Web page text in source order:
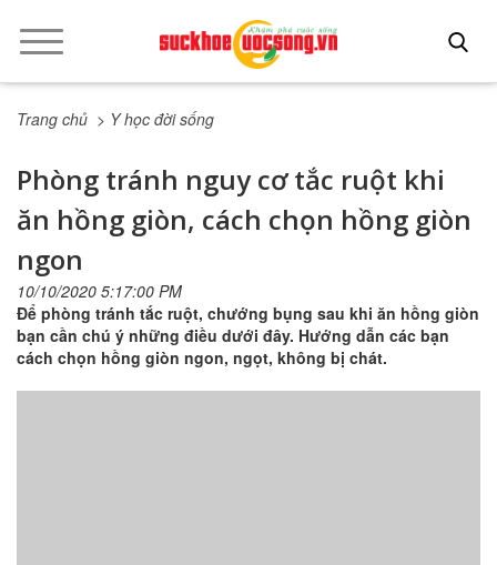
Trang chủ > Y học đời sống
Phòng tránh nguy cơ tắc ruột khi
ăn hồng giòn, cách chọn hồng giòn
ngon
10/10/2020 5:17:00 PM
Để phòng tránh tắc ruột, chướng bụng sau khi ăn hồng giòn
bạn cần chú ý những điều dưới đây. Hướng dẫn các bạn
cách chọn hồng giòn ngon, ngọt, không bị chát.